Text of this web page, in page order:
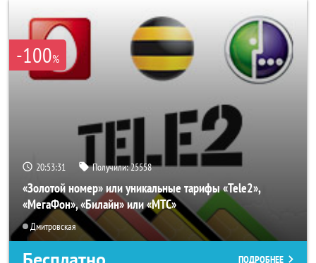
-100%
20:53:27 Получили:25558
«Золотой номер» или уникальные тарифы «Tele2»,
«МегаФон», «Билайн» или «МТС»
Дмитровская
ПОДРОБНЕЕ